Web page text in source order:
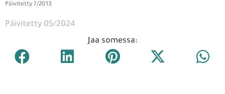
Päivitetty 7/2013
Päivitetty 05/2024
Jaa somessa: